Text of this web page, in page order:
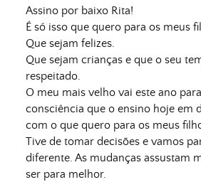
Assino por baixo Rita!
É só isso que quero para os meus
Que sejam felizes.
Que sejam crianças e que o seu
respeitado.
O meu mais velho vai este ano
consciência que o ensino hoje em
com o que quero para os meus
Tive de tomar decisões e vamos
diferente. As mudanças assustam
ser para melhor.